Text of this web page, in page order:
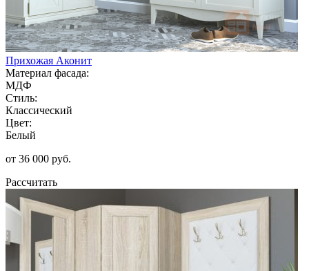
Прихожая Аконит
Материал фасада:
МДФ
Стиль:
Классический
Цвет:
Белый
от 36 000 руб.
Рассчитать